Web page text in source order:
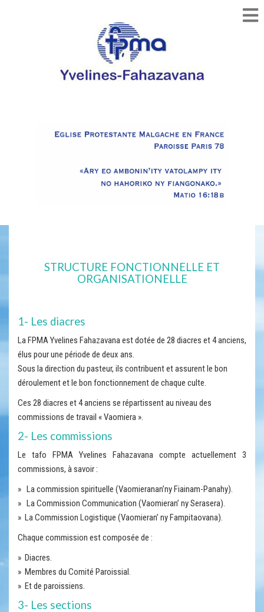
STRUCTURE FONCTIONNELLE ET
ORGANISATIONELLE
1- Les diacres
La FPMA Yvelines Fahazavana est dotée de 28 diacres et 4 anciens,
élus pour une période de deux ans.
Sous la direction du pasteur, ils contribuent et assurent le bon
déroulement et le bon fonctionnement de chaque culte.
Ces 28 diacres et 4 anciens se répartissent au niveau des
commissions de travail « Vaomiera ».
2- Les commissions
Le tafo FPMA Yvelines Fahazavana compte actuellement 3
commissions, à savoir :
» La commission spirituelle (Vaomieranan’ny Fiainam-Panahy).
» La Commission Communication (Vaomieran’ ny Serasera).
» La Commission Logistique (Vaomieran’ ny Fampitaovana).
Chaque commission est composée de :
» Diacres.
» Membres du Comité Paroissial.
» Et de paroissiens.
3- Les sections